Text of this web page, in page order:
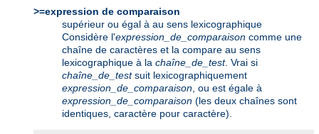
>=expression de comparaison
supérieur ou égal à au sens lexicographique
Considère l'expression_de_comparaison comme une
chaîne de caractères et la compare au sens
lexicographique à la chaîne_de_test. Vrai si
chaîne_de_testsuit lexicographiquement
expression_de_comparaison , ou est égale à
expression_de_comparaison (les deux chaînes sont
identiques, caractère pour caractère).